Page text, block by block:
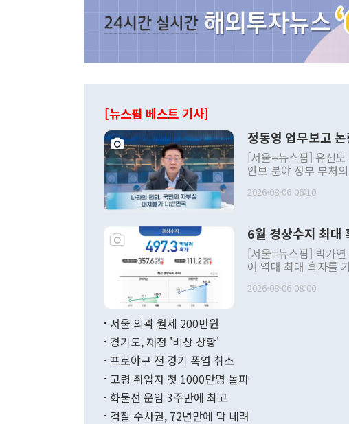
[뉴스핌 베스트 기사]
정동영 업무보고
[서울=뉴스핌] 유신
안보 분야 정부 부처
발언 중에는 정부 내
주의적 희망에 근거한
관의 대북 정책 관련
관 부처 장관이 공개
관의 무리한 대북 접
다. [정동영 통일부 장관이 지난달 23일 오후 서울 종로구 정부서울청사에
무너졌다고도 했다.
함께 4자 대화의 동력
2026-08-06 06:10
6월 경상수지 최대
[서울=뉴스핌] 박가
어 역대 최대 흑자를
료=한국은행] 한국은행이 6일 발표한 '2026년 6월 국제수지(잠정)'에 따르
며 월간 기준 처음으
196.9% 급증했고 컴
2026-08-06 08:00
서울 외곽 월세 200만원
경기도, 재정 '비상 상황'
프로야구 전 경기 폭염 취소
고령 취업자 첫 1000만명 돌파
화물선 운임 3주만에 최고
검찰 수사권, 72년만에 막 내려